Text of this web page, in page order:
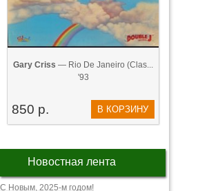
Gary Criss — Rio De Janeiro (Clas...
'93
850 р. В КОРЗИНУ
Новостная лента
С Новым, 2025-м годом!